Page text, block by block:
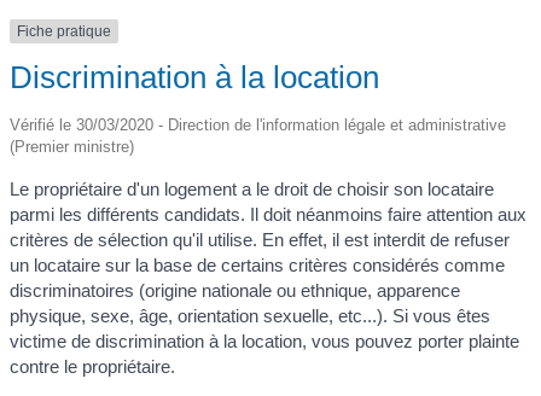
Fiche pratique
Discrimination à la location
Vérifié le 30/03/2020 - Direction de l'information légale et administrative
(Premier ministre)
Le propriétaire d'un logement a le droit de choisir son locataire
parmi les différents candidats. Il doit néanmoins faire attention aux
critères de sélection qu'il utilise. En effet, il est interdit de refuser
un locataire sur la base de certains critères considérés comme
discriminatoires (origine nationale ou ethnique, apparence
physique, sexe, âge, orientation sexuelle, etc...). Si vous êtes
victime de discrimination à la location, vous pouvez porter plainte
contre le propriétaire.